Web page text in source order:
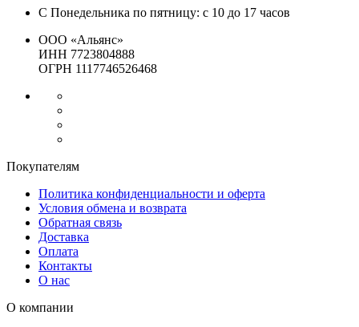
С Понедельника по пятницу: с 10 до 17 часов
ООО «Альянс»
ИНН 7723804888
ОГРН 1117746526468
Покупателям
Политика конфиденциальности и оферта
Условия обмена и возврата
Обратная связь
Доставка
Оплата
Контакты
О нас
О компании